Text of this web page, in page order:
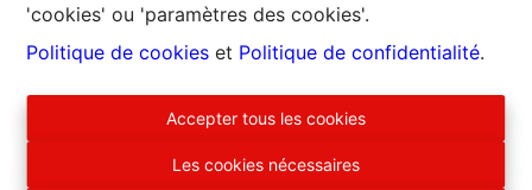
'cookies' ou 'paramètres des cookies'.
Politique de cookies et Politique de confidentialité.
Accepter tous les cookies
Les cookies nécessaires